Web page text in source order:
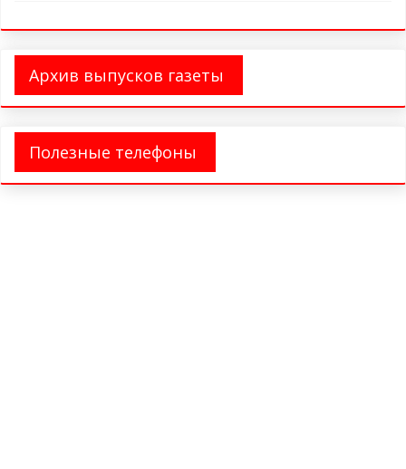
Архив выпусков газеты
Полезные телефоны